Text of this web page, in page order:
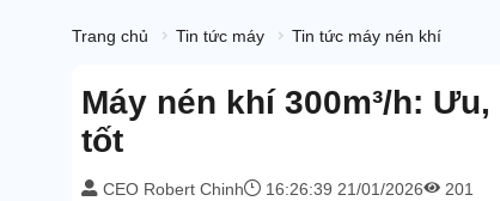
Trang chủ Tin tức máy Tin tức máy nén khí
Máy nén khí 300m³/h:
tốt
CEO Robert Chinh 16:26:39 21/01/2026 201